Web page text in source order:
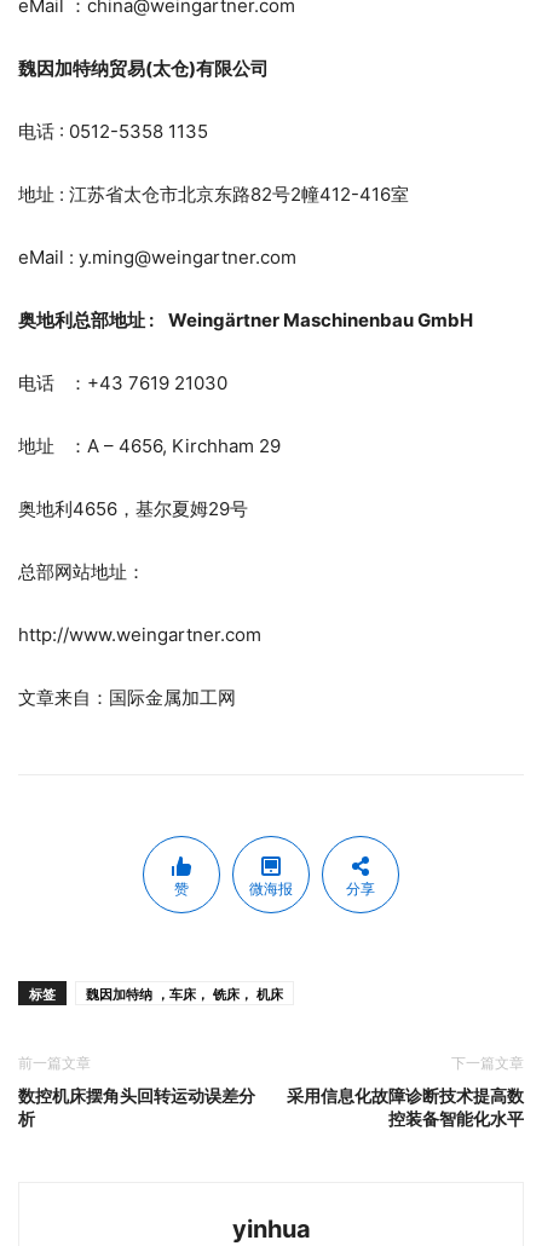
eMail ：china@weingartner.com
魏因加特纳贸易(太仓)有限公司
电话 : 0512-5358 1135
地址 : 江苏省太仓市北京东路82号2幢412-416室
eMail : y.ming@weingartner.com
奥地利总部地址 : Weingärtner Maschinenbau GmbH
电话 ：+43 7619 21030
地址 ：A – 4656, Kirchham 29
奥地利4656，基尔夏姆29号
总部网站地址：
http://www.weingartner.com
文章来自：国际金属加工网
赞 微海报 分享
标签 魏因加特纳 ，车床， 铣床， 机床
前一篇文章
数控机床摆角头回转运动误差分
析
下一篇文章
采用信息化故障诊断技术提高数
控装备智能化水平
yinhua